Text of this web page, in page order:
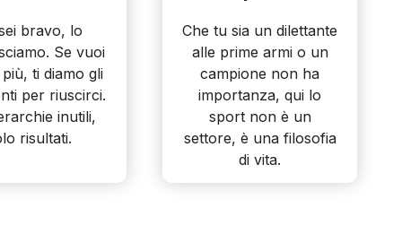
bravo, lo
Se vuoi
ti diamo gli
per riuscirci.
inutili,
risultati.
Che tu sia un dilettante
alle prime armi o un
campione non ha
importanza, qui lo
sport non è un
settore, è una filosofia
di vita.